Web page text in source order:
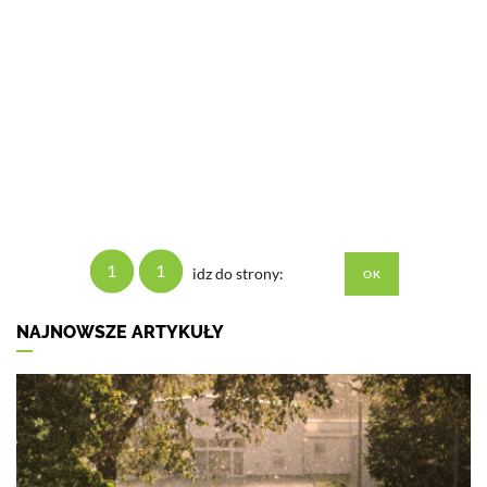
1 1 idz do strony:
NAJNOWSZE ARTYKUŁY